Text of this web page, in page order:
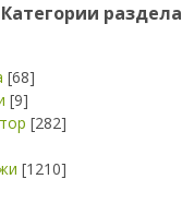
Категории раздела
[68]
[9]
[282]
[1210]